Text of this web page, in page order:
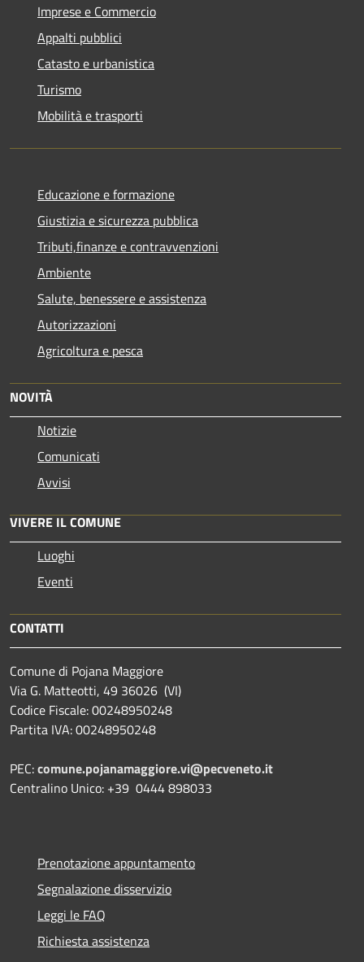
Imprese e Commercio
Appalti pubblici
Catasto e urbanistica
Turismo
Mobilità e trasporti
Educazione e formazione
Giustizia e sicurezza pubblica
Tributi,finanze e contravvenzioni
Ambiente
Salute, benessere e assistenza
Autorizzazioni
Agricoltura e pesca
NOVITÀ
Notizie
Comunicati
Avvisi
VIVERE IL COMUNE
Luoghi
Eventi
CONTATTI
Comune di Pojana Maggiore
Via G. Matteotti, 49 36026 (VI)
Codice Fiscale: 00248950248
Partita IVA: 00248950248
PEC:comune.pojanamaggiore.vi@pecveneto.it
Centralino Unico: +39 0444 898033
Prenotazione appuntamento
Segnalazione disservizio
Leggi le FAQ
Richiesta assistenza